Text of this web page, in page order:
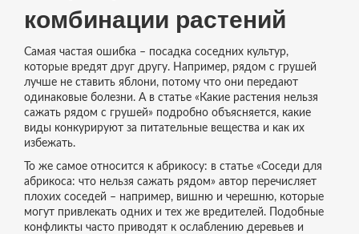
комбинации растений
Самая частая ошибка – посадка соседних культур,
которые вредят друг другу. Например, рядом с грушей
лучше не ставить яблони, потому что они передают
одинаковые болезни. А в статье «Какие растения нельзя
сажать рядом с грушей» подробно объясняется, какие
виды конкурируют за питательные вещества и как их
избежать.
То же самое относится к абрикосу: в статье «Соседи для
абрикоса: что нельзя сажать рядом» автор перечисляет
плохих соседей – например, вишню и черешню, которые
могут привлекать одних и тех же вредителей. Подобные
конфликты часто приводят к ослаблению деревьев и